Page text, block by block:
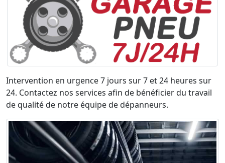
Intervention en urgence 7 jours sur 7 et 24 heures sur
24. Contactez nos services afin de bénéficier du travail
de qualité de notre équipe de dépanneurs.